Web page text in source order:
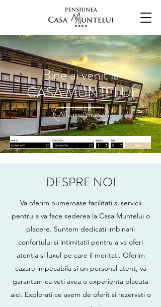
Bine ai venit la
CASA MUNTELUI
Afla mai multe
DESPRE NOI
Va oferim numeroase facilitati si servicii
pentru a va face sederea la Casa Muntelui o
placere. Suntem dedicati imbinarii
confortului si intimitatii pentru a va oferi
atentia si luxul pe care il meritati. Oferim
cazare impecabila si un personal atent, va
garantam ca veti avea o experienta placuta
aici. Explorati ce avem de oferit si rezervati o